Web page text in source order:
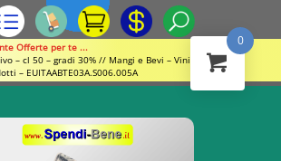
Offerte per te ...
– cl 50 – gradi 30% // Mangi e Bevi – Vini e Liquori –
– EUITAABTE03A.S006.005A
0